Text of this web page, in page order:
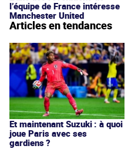
l’équipe de France intéresse
Manchester United
Articles en tendances
Et maintenant Suzuki : à quoi
joue Paris avec ses
gardiens ?